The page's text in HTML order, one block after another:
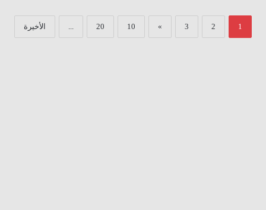
1
2
3
»
10
20
... الأخيرة